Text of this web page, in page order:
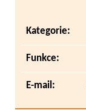
Kategorie:
Funkce:
E-mail: